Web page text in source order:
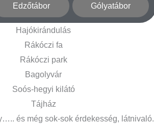
Edzőtábor Gólyatábor
Hajókirándulás
Rákóczi fa
Rákóczi park
Bagolyvár
Soós-hegyi kilátó
Tájház
és még sok-sok érdekesség, látnivaló.